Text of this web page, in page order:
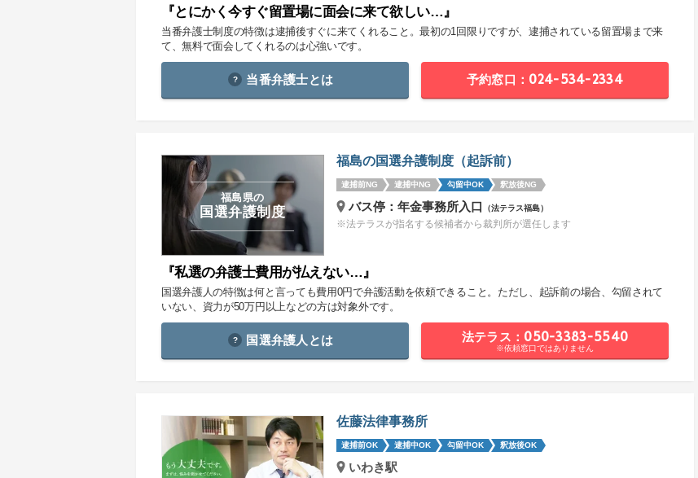
『とにかく今すぐ留置場に面会に来て欲しい…』
当番弁護士制度の特徴は逮捕後すぐに来てくれること。最初の1回限りですが、逮捕されている留置場まで来
て、無料で面会してくれるのは心強いです。
当番弁護士とは 予約窓口：024-534-2334
福島の国選弁護制度（起訴前）
逮捕前NG 逮捕中NG 勾留中OK 釈放後NG
福島県の
国選弁護制度 バス停：年金事務所入口 （法テラス福島）
※法テラスが指名する候補者から裁判所が選任します
『私選の弁護士費用が払えない…』
国選弁護人の特徴は何と言っても費用0円で弁護活動を依頼できること。ただし、起訴前の場合、勾留されて
いない、資力が50万円以上などの方は対象外です。
国選弁護人とは 法テラス：050-3383-5540
※依頼窓口ではありません
佐藤法律事務所
逮捕前OK 逮捕中OK 勾留中OK 釈放後OK
いわき駅